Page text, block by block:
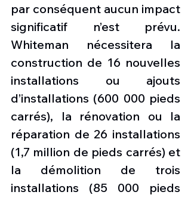
par conséquent aucun impact
significatif n’est prévu.
Whiteman nécessitera la
construction de 16 nouvelles
installations ou ajouts
d’installations (600 000 pieds
carrés), la rénovation ou la
réparation de 26 installations
(1,7 million de pieds carrés) et
la démolition de trois
installations (85 000 pieds